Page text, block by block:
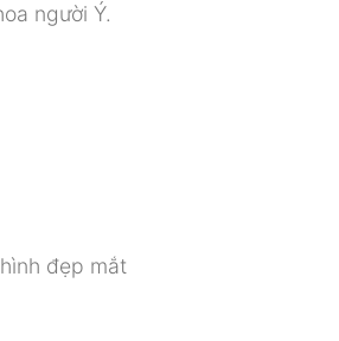
người Ý.
đẹp mắt